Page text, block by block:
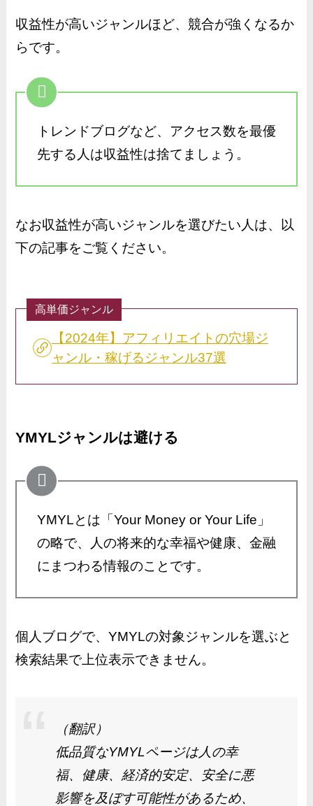
収益性が高いジャンルほど、競合が強くなるか
らです。
トレンドブログなど、アクセス数を最優
先する人は収益性は捨てましょう。
なお収益性が高いジャンルを選びたい人は、以
下の記事をご覧ください。
高単価ジャンル
【2024年】アフィリエイトの穴場ジ
ャンル・稼げるジャンル37選
YMYLジャンルは避ける
YMYLとは「Your Money or Your Life」
の略で、人の将来的な幸福や健康、金融
にまつわる情報のことです。
個人ブログで、YMYLの対象ジャンルを選ぶと
検索結果で上位表示できません。
（翻訳）
低品質なYMYLページは人の幸
福、健康、経済的安定、安全に悪
影響を及ぼす可能性があるため、